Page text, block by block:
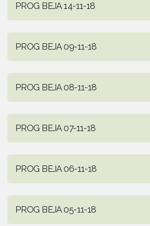
PROG BEJA 14-11-18
PROG BEJA 09-11-18
PROG BEJA 08-11-18
PROG BEJA 07-11-18
PROG BEJA 06-11-18
PROG BEJA 05-11-18